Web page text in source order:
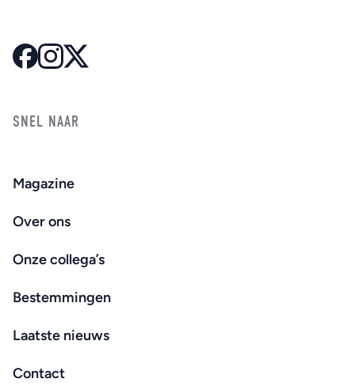
SNEL NAAR
Magazine
Over ons
Onze collega’s
Bestemmingen
Laatste nieuws
Contact